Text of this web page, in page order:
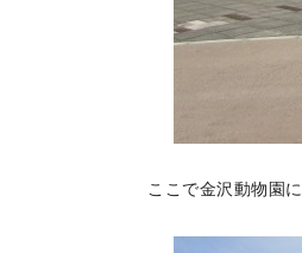
ここで金沢動物園